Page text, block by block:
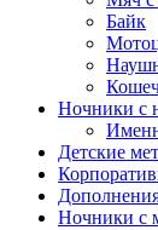
Байк
Ночники с
Детские
Ночники с